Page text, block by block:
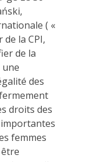
( «
de la CPI,
de la
une
des
droits des
femmes